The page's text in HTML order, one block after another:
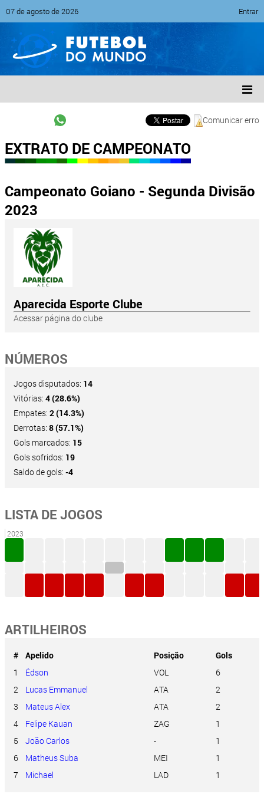
07 de agosto de 2026 Entrar
Comunicar erro
EXTRATO DE CAMPEONATO
Campeonato Goiano - Segunda Divisão
2023
Aparecida Esporte Clube
Acessar página do clube
NÚMEROS
Jogos disputados: 14
Vitórias: 4 (28.6%)
Empates: 2 (14.3%)
Derrotas: 8 (57.1%)
Gols marcados: 15
Gols sofridos: 19
Saldo de gols: -4
LISTA DE JOGOS
2023
ARTILHEIROS
# Apelido Posição
Gols
1
Édson VOL
6
2
Lucas Emmanuel ATA
2
3
Mateus Alex ATA
2
4
Felipe Kauan ZAG
1
5
João Carlos -
1
6
Matheus Suba MEI
1
7
Michael LAD 1